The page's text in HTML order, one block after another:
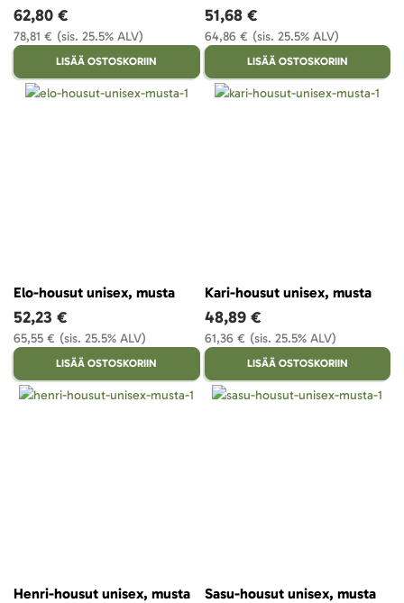
(sis. 25.5% ALV)
78,81 €
62,80 €
LISÄÄ OSTOSKORIIN
(sis. 25.5% ALV)
64,86 €
51,68 €
LISÄÄ OSTOSKORIIN
Elo-housut unisex, musta
(sis. 25.5% ALV)
65,55 €
52,23 €
LISÄÄ OSTOSKORIIN
Kari-housut unisex, musta
(sis. 25.5% ALV)
61,36 €
48,89 €
LISÄÄ OSTOSKORIIN
Henri-housut unisex, musta Sasu-housut unisex, musta